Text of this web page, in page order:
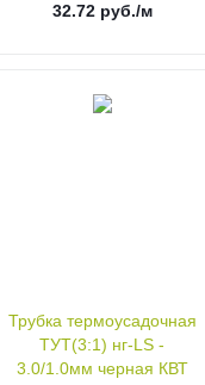
32.72руб./м
Трубка термоусадочная
ТУТ(3:1) нг-LS -
3.0/1.0мм черная КВТ